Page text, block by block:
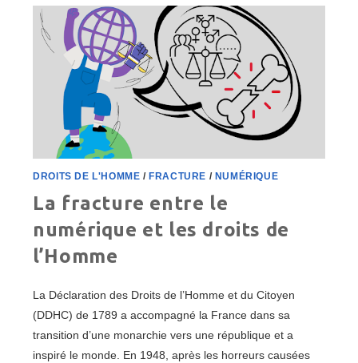
DANS
LE
DOMAINE
DE
LA
SANTÉ
DROITS DE L'HOMME / FRACTURE / NUMÉRIQUE
La fracture entre le
numérique et les droits de
l’Homme
La Déclaration des Droits de l’Homme et du Citoyen
(DDHC) de 1789 a accompagné la France dans sa
transition d’une monarchie vers une république et a
inspiré le monde. En 1948, après les horreurs causées